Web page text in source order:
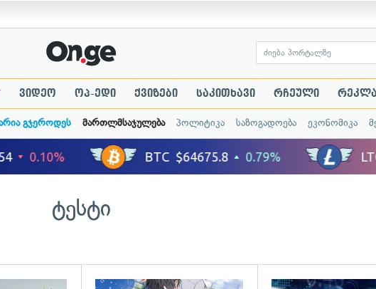
ვიდეო ოპ-ედი ქვიზები საკითხავი რჩეული
გჯეროდეს მართლმსაჯულება პოლიტიკა საზოგადოება ეკონომიკა
ტესტი